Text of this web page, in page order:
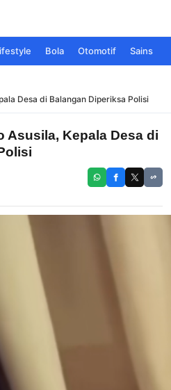
Bola Otomotif Sains
Desa di Balangan Diperiksa Polisi
Asusila, Kepala Desa di